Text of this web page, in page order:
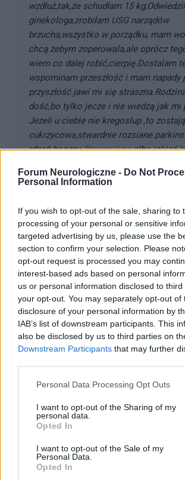
Forum Neurologiczne - Do Not
Personal Information
If you wish to opt-out of the sale, sharing to
processing of your personal or sensitive
targeted advertising by us, please use the
section to confirm your selection. Please
opt-out request is processed you may
interest-based ads based on personal
us or personal information disclosed to
your opt-out. You may separately opt-out of
disclosure of your personal information by
IAB’s list of downstream participants. This
also be disclosed by us to third parties on
Downstream Participants that may further
Personal Data Processing Opt Outs
I want to opt-out of the Sharing of my
personal data.
Opted In
I want to opt-out of the Sale of my
Personal Data.
Opted In
wzdłuż,tak,że schudłam 15
ginekologa,zrobiłam USG narządów
brzucha,wszystko w porządku, mam
chcą żebym zoperowala,ale oprócz
wiem co dalej robić,cierpię.Dostalam
wspominam przeszłość i mam napady
przyszłość jawi mi się
dość,bo tylko jecze i nie wiedzą jak mi
Jezeli u ciebie nie kregoslup ,to
cukrzycowa,stwardnie
rdzeń.boczny,fibromialgiaalbo jakieś
kierunkach,może objawy myszą się
bólu,ale to tylko żeby zyskać na czasie
pomyśleć,co dalej,Odpisz mi
coś poradzimy,bo nie wiem co jeszcze
robić,aby wyzdrowiec
gość